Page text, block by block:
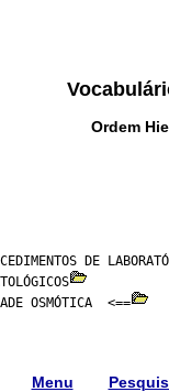
Ordem
DE
OSMÓTICA  <==
Menu